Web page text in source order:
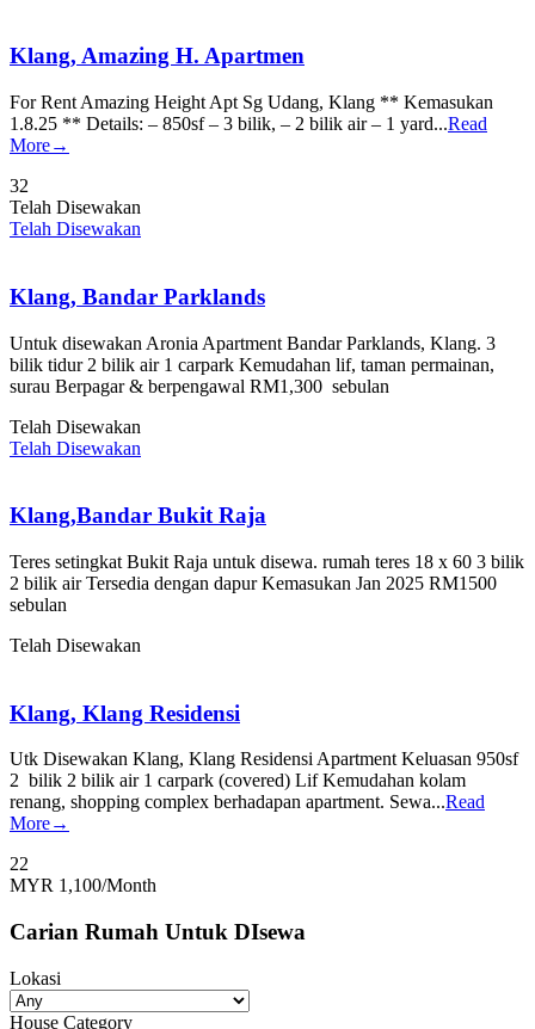
Klang, Amazing H. Apartmen
For Rent Amazing Height Apt Sg Udang, Klang ** Kemasukan
1.8.25 ** Details: – 850sf – 3 bilik, – 2 bilik air – 1 yard...Read
More→
32
Telah Disewakan
Telah Disewakan
Klang, Bandar Parklands
Untuk disewakan Aronia Apartment Bandar Parklands, Klang. 3
bilik tidur 2 bilik air 1 carpark Kemudahan lif, taman permainan,
surau Berpagar & berpengawal RM1,300 sebulan
Telah Disewakan
Telah Disewakan
Klang,Bandar Bukit Raja
Teres setingkat Bukit Raja untuk disewa. rumah teres 18 x 60 3 bilik
2 bilik air Tersedia dengan dapur Kemasukan Jan 2025 RM1500
sebulan
Telah Disewakan
Klang, Klang Residensi
Utk Disewakan Klang, Klang Residensi Apartment Keluasan 950sf
2 bilik 2 bilik air 1 carpark (covered) Lif Kemudahan kolam
renang, shopping complex berhadapan apartment. Sewa...Read
More→
22
MYR 1,100/Month
Carian Rumah Untuk DIsewa
Lokasi
House Category